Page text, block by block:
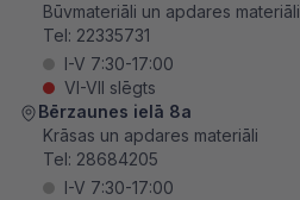
Būvmateriāli un apdares materiāli
Tel: 22335731
I-V 7:30-17:00
VI-VII slēgts
Bērzaunes ielā 8a
Krāsas un apdares materiāli
Tel: 28684205
I-V 7:30-17:00